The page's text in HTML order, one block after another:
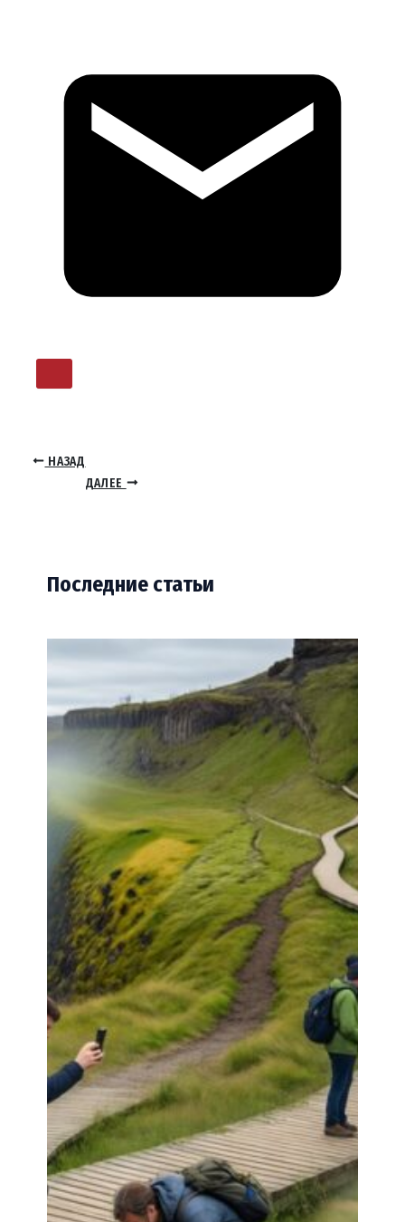
НАЗАД
ДАЛЕЕ
Последние статьи